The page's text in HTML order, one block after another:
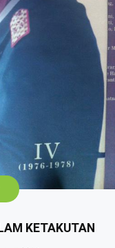
KETAKUTAN